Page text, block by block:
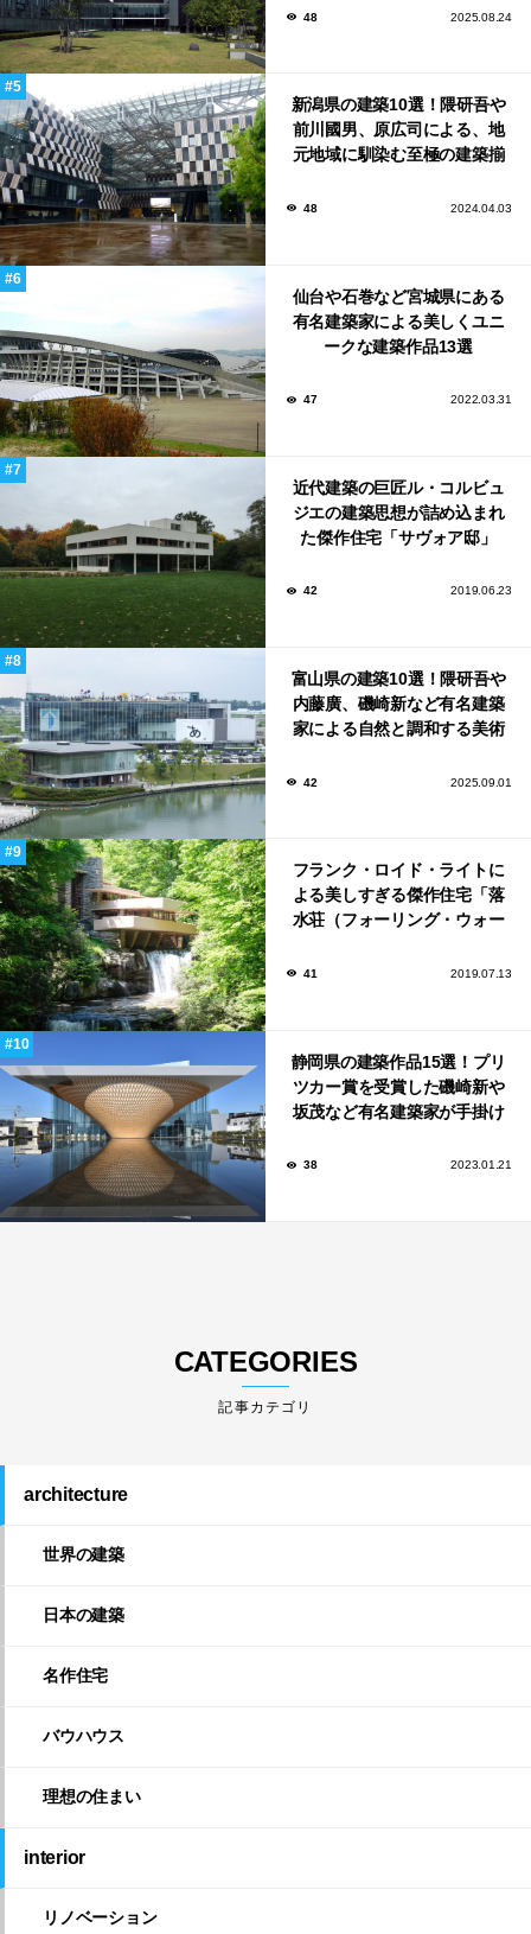
48 2025.08.24
新潟県の建築10選！隈研吾や
前川國男、原広司による、地
元地域に馴染む至極の建築揃
48 2024.04.03
仙台や石巻など宮城県にある
有名建築家による美しくユニ
ークな建築作品13選
47 2022.03.31
近代建築の巨匠ル・コルビュ
ジエの建築思想が詰め込まれ
た傑作住宅「サヴォア邸」
42 2019.06.23
富山県の建築10選！隈研吾や
内藤廣、磯崎新など有名建築
家による自然と調和する美術
42 2025.09.01
フランク・ロイド・ライトに
よる美しすぎる傑作住宅「落
水荘（フォーリング・ウォー
41 2019.07.13
静岡県の建築作品15選！プリ
ツカー賞を受賞した磯崎新や
坂茂など有名建築家が手掛け
38 2023.01.21
CATEGORIES
architecture
世界の建築
日本の建築
名作住宅
バウハウス
理想の住まい
interior
リノベーション